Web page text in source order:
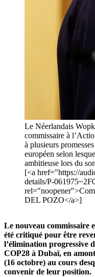
Le Néerlandais
commissaire à
à plusieurs
européen selon
ambitieuse lors du
[<a href="https://
details/P-
DEL POZO</a>]
Le nouveau commissaire
été critiqué pour être
l’élimination progressive
COP28 à Dubaï, en
(16 octobre) au cours
convenir de leur position.